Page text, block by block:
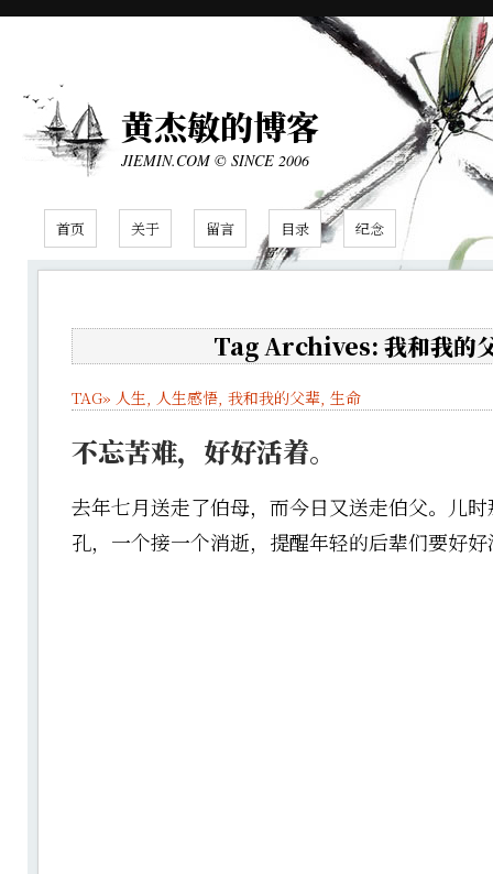
黄杰敏的博客
JIEMIN.COM © SINCE 2006
首页 关于 留言 目录 纪念
Tag Archives: 我和我的
TAG» 人生, 人生感悟, 我和我的父辈, 生命
不忘苦难，好好活着。
去年七月送走了伯母，而今日又送走伯父。儿
孔，一个接一个消逝，提醒年轻的后辈们要好